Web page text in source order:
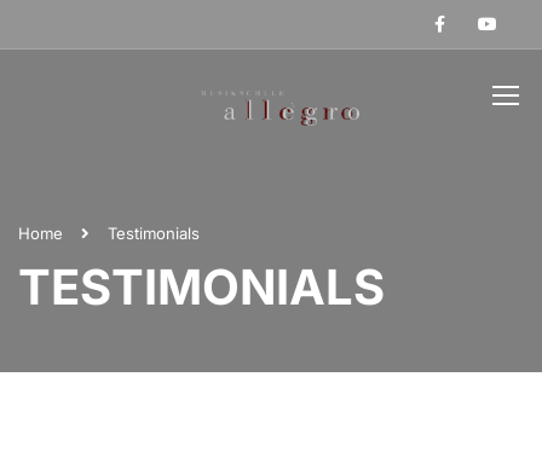
Home Testimonials
TESTIMONIALS